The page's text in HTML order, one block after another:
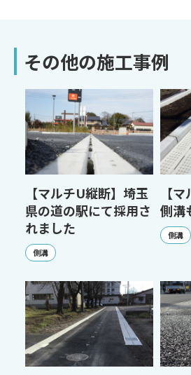
その他の施工事例
【マルチU縦断】埼玉
県の道の駅にて採用さ
れました
側溝
【
側溝
側溝